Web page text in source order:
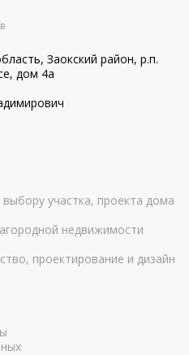
Заокский район, р.п.
дом 4а
участка, проекта дома
недвижимости
проектирование и дизайн